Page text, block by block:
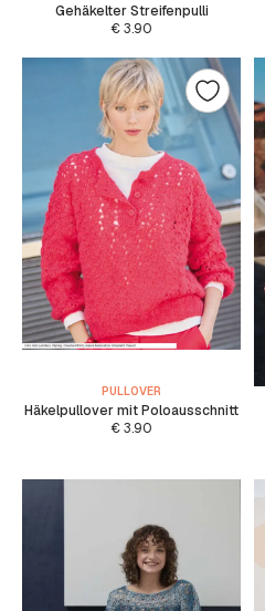
Gehäkelter Streifenpulli
€3.90
PULLOVER
Häkelpullover mit Poloausschnitt
€3.90